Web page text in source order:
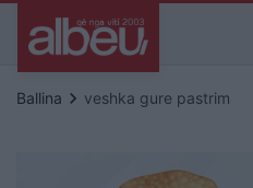
Ballina keyboard_arrow_right veshka gure pastrim